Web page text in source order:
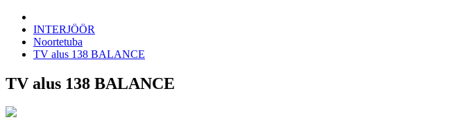
INTERJÖÖR
Noortetuba
TV alus 138 BALANCE
TV alus 138 BALANCE